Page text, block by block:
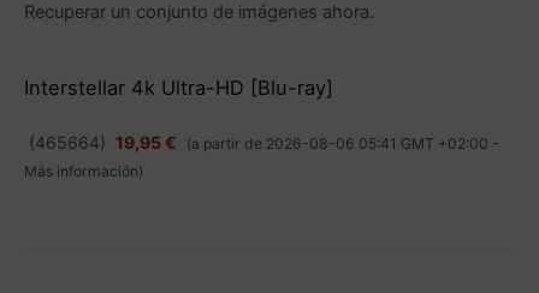
Recuperar un conjunto de imágenes ahora.
Interstellar 4k Ultra-HD [Blu-ray]
(465664) 19,95 €
(a partir de 2026-08-06 05:41 GMT +02:00 -
Más información)